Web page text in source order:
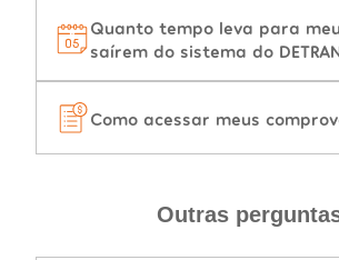
Quanto tempo leva para
saírem do sistema do
Como acessar meus
Outras